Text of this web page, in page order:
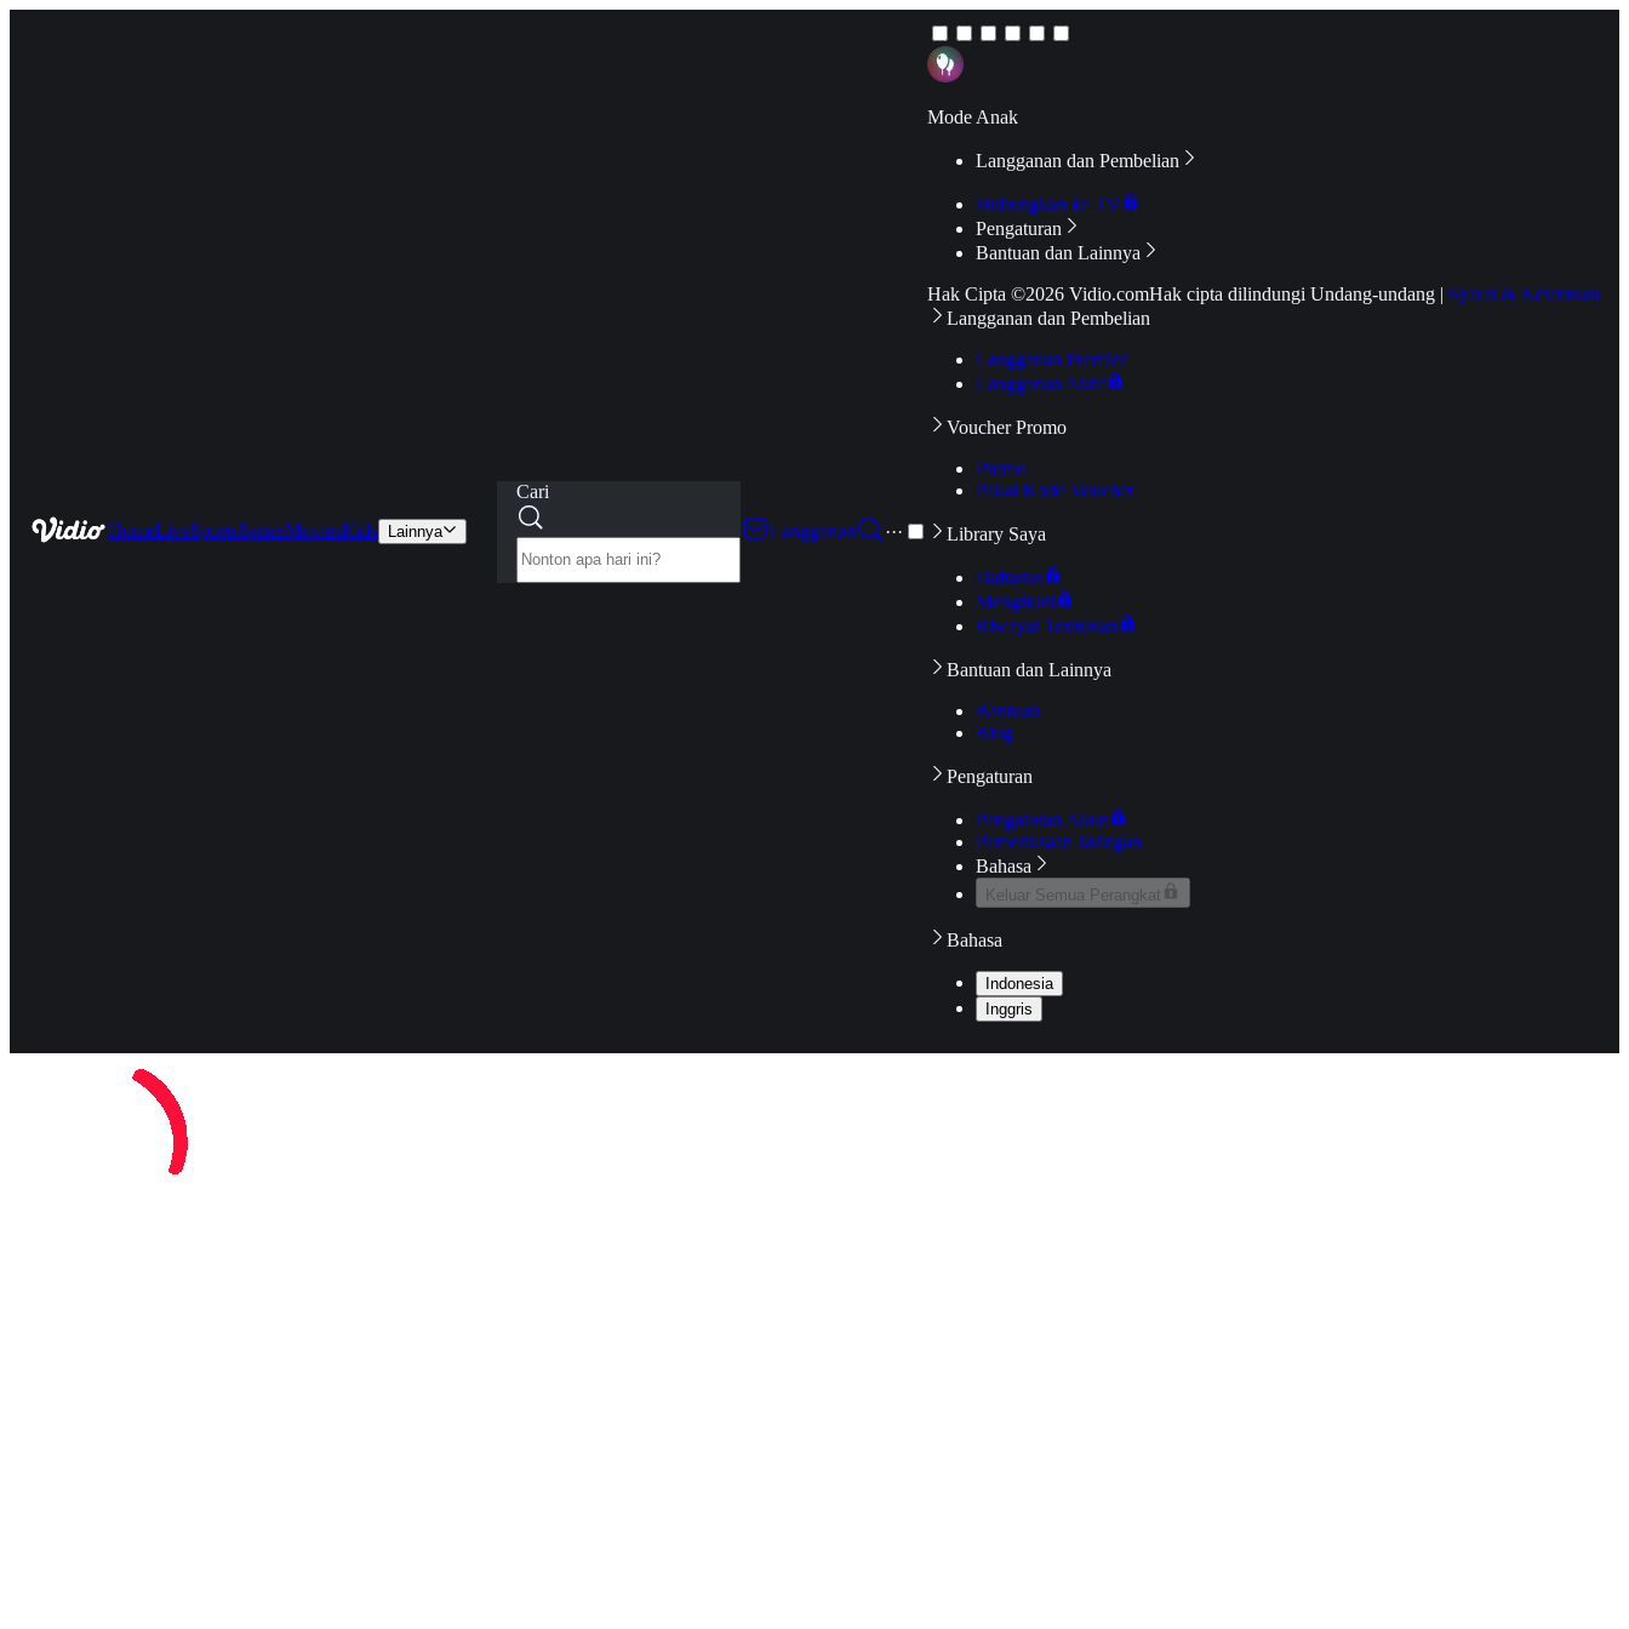
HomeLiveSportsSeriesMoviesKids Lainnya
Cari
Langganan
···
Mode Anak
Langganan dan Pembelian
Hubungkan ke TV
Pengaturan
Bantuan dan Lainnya
Hak Cipta ©2026 Vidio.comHak cipta dilindungi Undang-undang | Syarat & Ketentuan
Langganan dan Pembelian
Langganan Premier
Langganan Aktif
Voucher Promo
Promo
Pakai Kode Voucher
Library Saya
Daftarku
Mengikuti
Riwayat Tontonan
Bantuan dan Lainnya
Bantuan
Blog
Pengaturan
Pengaturan Akun
Pemeriksaan Jaringan
Bahasa
Keluar Semua Perangkat
Bahasa
Indonesia
Inggris